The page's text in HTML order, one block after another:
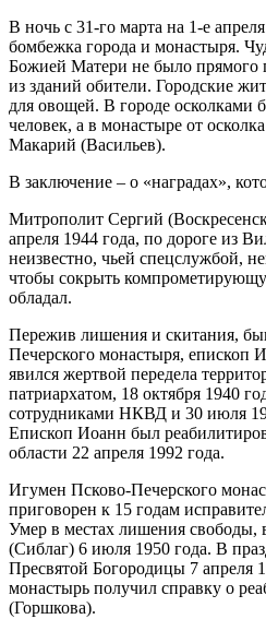
В ночь с 31-го марта на 1-е
бомбежка города и монастыря.
Божией Матери не было прямого
из зданий обители. Городские
для овощей. В городе осколками
человек, а в монастыре от
Макарий (Васильев).
В заключение – о «наградах»,
Митрополит Сергий
апреля 1944 года, по дороге из
неизвестно, чьей спецслужбой,
чтобы сокрыть
обладал.
Пережив лишения и скитания,
Печерского монастыря, епископ
явился жертвой передела
патриархатом, 18 октября 1940
сотрудниками НКВД и 30 июля
Епископ Иоанн был
области 22 апреля 1992 года.
Игумен Псково-Печерского
приговорен к 15 годам
Умер в местах лишения свободы,
(Сиблаг) 6 июля 1950 года. В
Пресвятой Богородицы 7 апреля
монастырь получил справку о
(Горшкова).